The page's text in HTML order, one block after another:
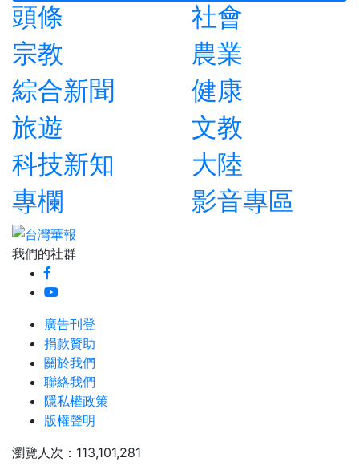
頭條
社會
宗教
農業
綜合新聞
健康
旅遊
文教
科技新知
大陸
專欄
影音專區
我們的社群
廣告刊登
捐款贊助
關於我們
聯絡我們
隱私權政策
版權聲明
瀏覽人次：113,101,281